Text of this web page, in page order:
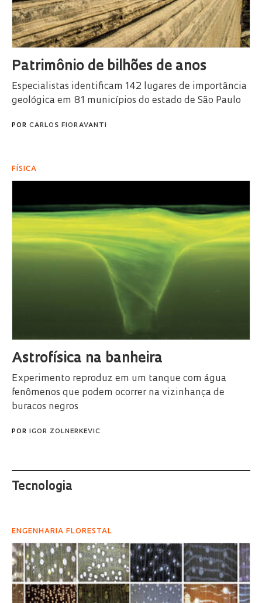
Patrimônio de bilhões de anos
Especialistas identificam 142 lugares de importância
geológica em 81 municípios do estado de São Paulo
POR CARLOS FIORAVANTI
FÍSICA
Astrofísica na banheira
Experimento reproduz em um tanque com água
fenômenos que podem ocorrer na vizinhança de
buracos negros
POR IGOR ZOLNERKEVIC
Tecnologia
ENGENHARIA FLORESTAL